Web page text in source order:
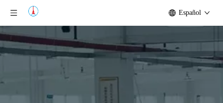
Español